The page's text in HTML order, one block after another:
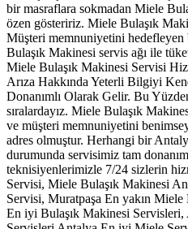
bir masraflara sokmadan Miele
özen gösteririz. Miele Bulaşık
Müşteri memnuniyetini hedefleyen
Bulaşık Makinesi servis ağı ile
Miele Bulaşık Makinesi Servisi
Arıza Hakkında Yeterli Bilgiyi
Donanımlı Olarak Gelir. Bu
sıralardayız. Miele Bulaşık
ve müşteri memnuniyetini
adres olmuştur. Herhangi bir
durumunda servisimiz tam
teknisiyenlerimizle 7/24 sizlerin
Servisi, Miele Bulaşık Makinesi
Servisi, Muratpaşa En yakın
En iyi Bulaşık Makinesi